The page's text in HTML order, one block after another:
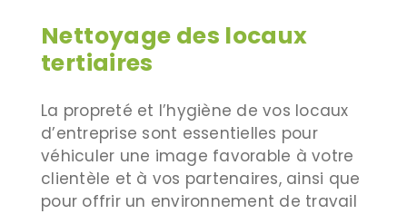
Nettoyage des locaux
tertiaires
La propreté et l’hygiène de vos locaux
d’entreprise sont essentielles pour
véhiculer une image favorable à votre
clientèle et à vos partenaires, ainsi que
pour offrir un environnement de travail